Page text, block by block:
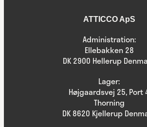
ATTICCO ApS
Administration:
Ellebakken 28
DK 2900 Hellerup
Lager:
Højgaardsvej 25, Port
Thorning
DK 8620 Kjellerup